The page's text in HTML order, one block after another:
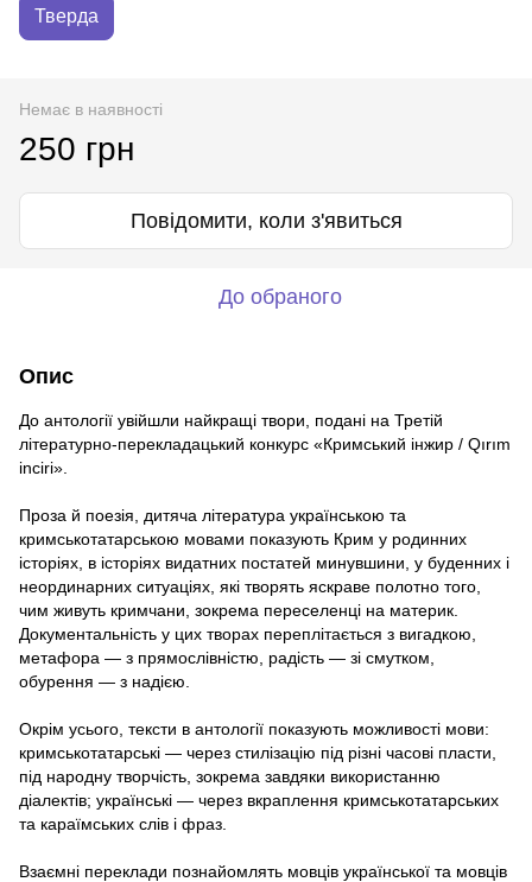
Тверда
Немає в наявності
250 грн
Повідомити, коли з'явиться
До обраного
Опис
До антології увійшли найкращі твори, подані на Третій
літературно-перекладацький конкурс «Кримський інжир / Qırım
іnciri».
Проза й поезія, дитяча література українською та
кримськотатарською мовами показують Крим у родинних
історіях, в історіях видатних постатей минувшини, у буденних і
неординарних ситуаціях, які творять яскраве полотно того,
чим живуть кримчани, зокрема переселенці на материк.
Документальність у цих творах переплітається з вигадкою,
метафора — з прямослівністю, радість — зі смутком,
обурення — з надією.
Окрім усього, тексти в антології показують можливості мови:
кримськотатарські — через стилізацію під різні часові пласти,
під народну творчість, зокрема завдяки використанню
діалектів; українські — через вкраплення кримськотатарських
та караїмських слів і фраз.
Взаємні переклади познайомлять мовців української та мовців